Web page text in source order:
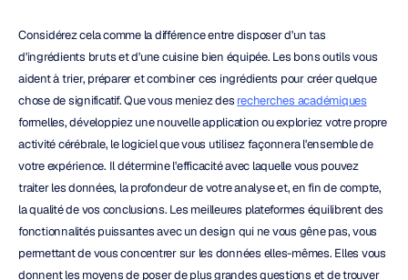
Considérez cela comme la différence entre disposer d'un tas
d'ingrédients bruts et d'une cuisine bien équipée. Les bons outils vous
aident à trier, préparer et combiner ces ingrédients pour créer quelque
chose de significatif. Que vous meniez des recherches académiques
formelles, développiez une nouvelle application ou exploriez votre propre
activité cérébrale, le logiciel que vous utilisez façonnera l'ensemble de
votre expérience. Il détermine l'efficacité avec laquelle vous pouvez
traiter les données, la profondeur de votre analyse et, en fin de compte,
la qualité de vos conclusions. Les meilleures plateformes équilibrent des
fonctionnalités puissantes avec un design qui ne vous gêne pas, vous
permettant de vous concentrer sur les données elles-mêmes. Elles vous
donnent les moyens de poser de plus grandes questions et de trouver